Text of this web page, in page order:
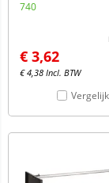
740
€ 3,62
€4,38 Incl. BTW